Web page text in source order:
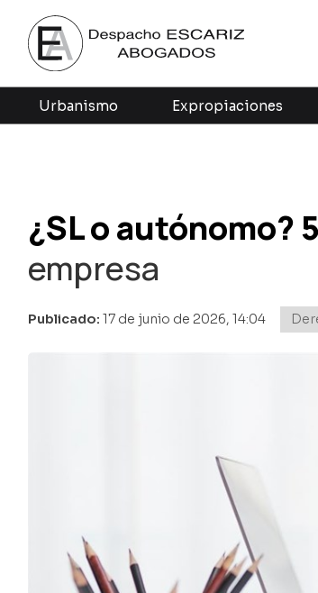
Urbanismo Expropiaciones
¿SL o autónomo?
empresa
Publicado: 17 de junio de 2026, 14:04